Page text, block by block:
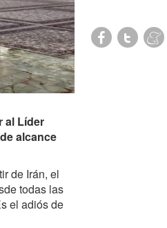
al Líder
alcance
de Irán, el
todas las
el adiós de